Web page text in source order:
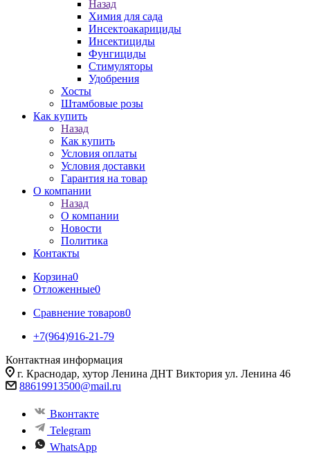
Назад
Химия для сада
Инсектоакарициды
Инсектициды
Фунгициды
Стимуляторы
Удобрения
Хосты
Штамбовые розы
Как купить
Назад
Как купить
Условия оплаты
Условия доставки
Гарантия на товар
О компании
Назад
О компании
Новости
Политика
Контакты
Корзина0
Отложенные0
Сравнение товаров0
+7(964)916-21-79
Контактная информация
г. Краснодар, хутор Ленина ДНТ Виктория ул. Ленина 46
88619913500@mail.ru
Вконтакте
Telegram
WhatsApp